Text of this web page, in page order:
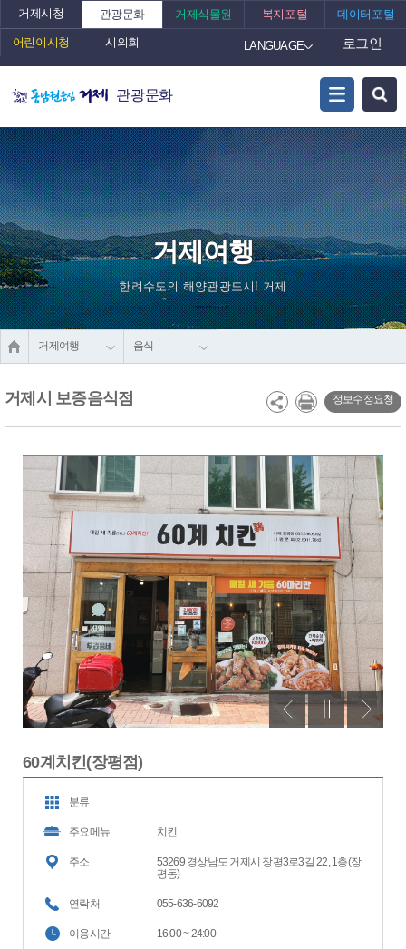
거제시청 관광문화 거제식물원 복지포털 데이터포털
어린이시청 시의회 LANGUAGE 로그인
관광문화
거제여행
한려수도의 해양관광도시! 거제
거제여행 음식
거제시 보증음식점 정보수정요청
60계치킨(장평점)
분류
주요메뉴 치킨
주소
53269 경상남도 거제시 장평3로3길 22, 1층(장
평동)
연락처 055-636-6092
이용시간 16:00 ~ 24:00